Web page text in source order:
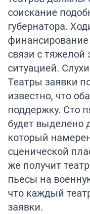
соискание
губернатора.
связи с тяжелой
ситуацией.
Театры заявки
известно, что
поддержку. Сто
будет выделено
который
сценической
же получит
пьесы на
что каждый
заявки.